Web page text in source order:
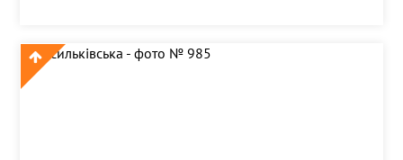
Червоний Хутір